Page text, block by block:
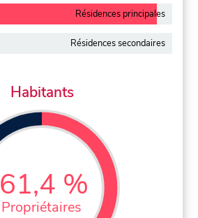
Résidences principales
Résidences secondaires
Habitants
61,4 %
Propriétaires